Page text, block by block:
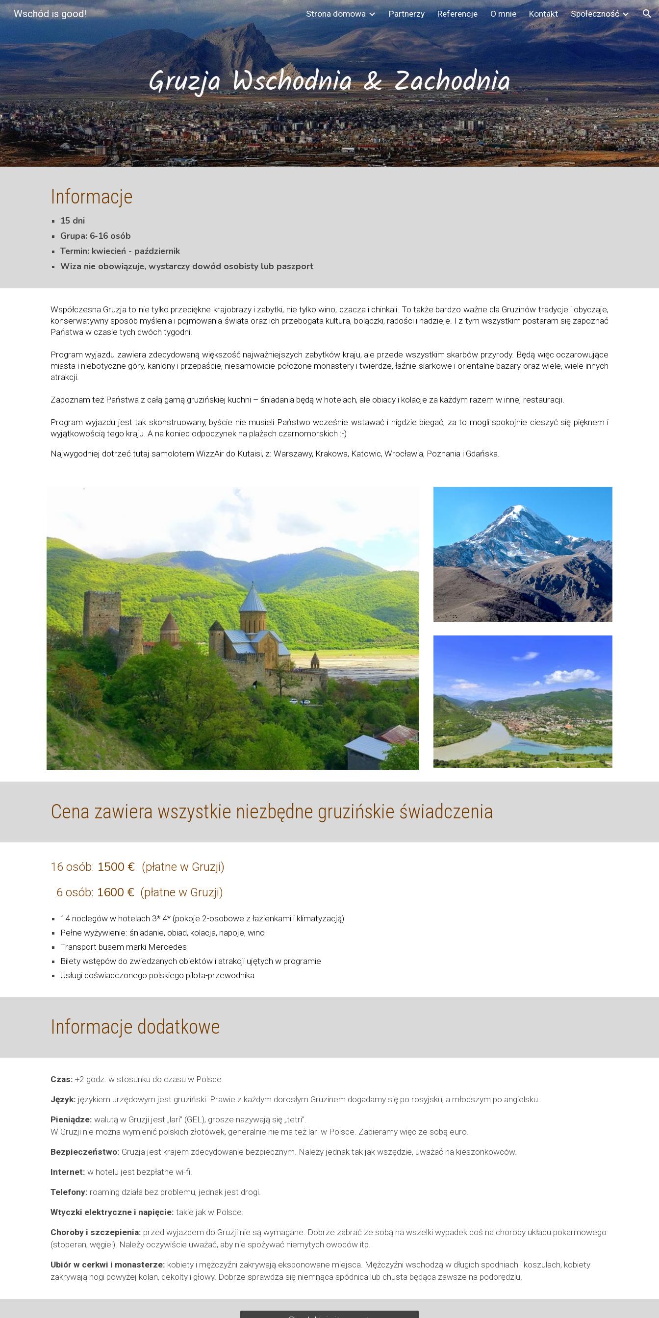
Skip to main content Skip to navigation
Wschód is good! Strona domowa Partnerzy Referencje O mnie Kontakt Społeczność
Gruzja Wschodnia & Zachodnia
Informacje
15 dni
Grupa: 6-16 osób
Termin: kwiecień - październik
Wiza nie obowiązuje, wystarczy dowód osobisty lub paszport
Współczesna Gruzja to nie tylko przepiękne krajobrazy i zabytki, nie tylko wino, czacza i chinkali. To także bardzo ważne dla Gruzinów tradycje i obyczaje,
konserwatywny sposób myślenia i pojmowania świata oraz ich przebogata kultura, bolączki, radości i nadzieje. I z tym wszystkim postaram się zapoznać
Państwa w czasie tych dwóch tygodni.
Program wyjazdu zawiera zdecydowaną większość najważniejszych zabytków kraju, ale przede wszystkim skarbów przyrody. Będą więc oczarowujące
miasta i niebotyczne góry, kaniony i przepaście, niesamowicie położone monastery i twierdze, łaźnie siarkowe i orientalne bazary oraz wiele, wiele innych
atrakcji.
Zapoznam też Państwa z całą gamą gruzińskiej kuchni – śniadania będą w hotelach, ale obiady i kolacje za każdym razem w innej restauracji.
Program wyjazdu jest tak skonstruowany, byście nie musieli Państwo wcześnie wstawać i nigdzie biegać, za to mogli spokojnie cieszyć się pięknem i
wyjątkowością tego kraju. A na koniec odpoczynek na plażach czarnomorskich :-)
Najwygodniej dotrzeć tutaj samolotem WizzAir do Kutaisi, z: Warszawy, Krakowa, Katowic, Wrocławia, Poznania i Gdańska.
Cena zawiera wszystkie niezbędne gruzińskie świadczenia
16 osób: 1500 € (płatne w Gruzji)
6 osób: 1600 €(płatne w Gruzji)
14 noclegów w hotelach 3*4* (pokoje 2-osobowe z łazienkami i klimatyzacją)
Pełne wyżywienie: śniadanie, obiad, kolacja, napoje, wino
Transport busem marki Mercedes
Bilety wstępów do zwiedzanych obiektów i atrakcji ujętych w programie
Usługi doświadczonego polskiego pilota-przewodnika
Informacje dodatkowe
Czas: +2 godz. w stosunku do czasu w Polsce.
Język: językiem urzędowym jest gruziński. Prawie z każdym dorosłym Gruzinem dogadamy się po rosyjsku, a młodszym po angielsku.
Pieniądze: walutą w Gruzji jest „lari” (GEL), grosze nazywają się „tetri”.
W Gruzji nie można wymienić polskich złotówek, generalnie nie ma też lari w Polsce. Zabieramy więc ze sobą euro.
Bezpieczeństwo: Gruzja jest krajem zdecydowanie bezpiecznym. Należy jednak tak jak wszędzie, uważać na kieszonkowców.
Internet: w hotelu jest bezpłatne wi-fi.
Telefony: roaming działa bez problemu, jednak jest drogi.
Wtyczki elektryczne i napięcie: takie jak w Polsce.
Choroby i szczepienia: przed wyjazdem do Gruzji nie są wymagane. Dobrze zabrać ze sobą na wszelki wypadek coś na choroby układu pokarmowego
(stoperan, węgiel). Należy oczywiście uważać, aby nie spożywać niemytych owoców itp.
Ubiór w cerkwi i monasterze: kobiety i mężczyźni zakrywają eksponowane miejsca. Mężczyźni wschodzą w długich spodniach i koszulach, kobiety
zakrywają nogi powyżej kolan, dekolty i głowy. Dobrze sprawdza się niemnąca spódnica lub chusta będąca zawsze na podorędziu.